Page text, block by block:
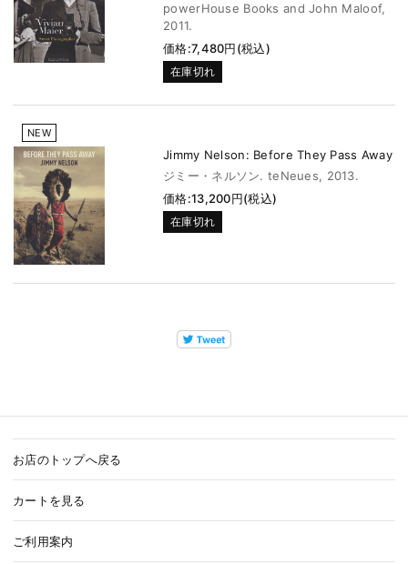
powerHouse Books and John Maloof,
2011.
価格:7,480円(税込)
在庫切れ
NEW
Jimmy Nelson: Before They Pass Away
ジミー・ネルソン. teNeues, 2013.
価格:13,200円(税込)
在庫切れ
お店のトップへ戻る
カートを見る
ご利用案内